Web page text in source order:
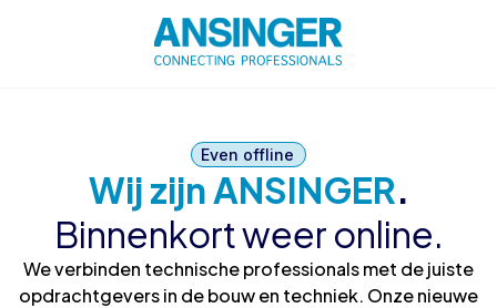
Even offline
Wij zijn ANSINGER.
Binnenkort weer online.
We verbinden technische professionals met de juiste
opdrachtgevers in de bouw en techniek. Onze nieuwe